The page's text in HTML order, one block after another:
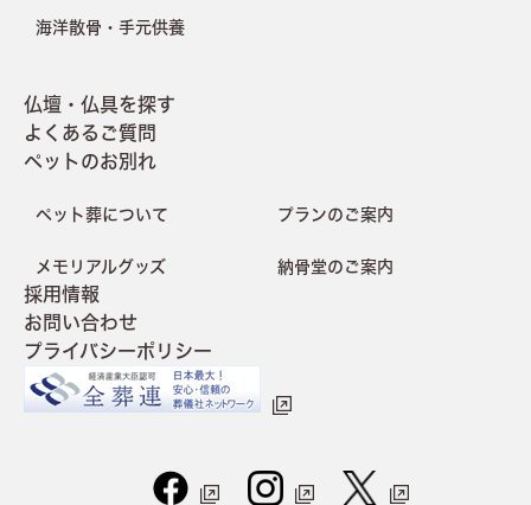
海洋散骨・手元供養
仏壇・仏具を探す
よくあるご質問
ペットのお別れ
ペット葬について プランのご案内
メモリアルグッズ 納骨堂のご案内
採用情報
お問い合わせ
プライバシーポリシー